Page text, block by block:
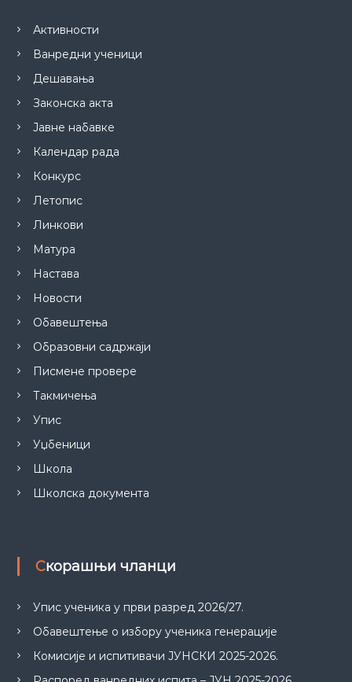
Активности
Ванредни ученици
Дешавања
Законска акта
Јавне набавке
Календар рада
Конкурс
Летопис
Линкови
Матура
Настава
Новости
Обавештења
Образовни садржаји
Писмене провере
Такмичења
Упис
Уџбеници
Школа
Школска документа
Скорашњи чланци
Упис ученика у први разред 2026/27.
Обавештење о избору ученика генерације
Комисије и испитивачи ЈУНСКИ 2025-2026.